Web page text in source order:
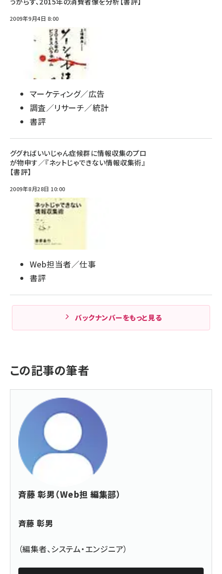
2009年9月4日 8:00
マーケティング／広告
調査／リサーチ／統計
書評
ググればいいじゃん症候群に情報収集のプロ
が物申す／『ネットじゃできない情報収集術』
【書評】
2009年8月28日 10:00
Web担当者／仕事
書評
バックナンバーをもっと見る
この記事の筆者
斉藤 彰男（Web担 編集部）
斉藤 彰男
（編集者、システム・エンジニア）